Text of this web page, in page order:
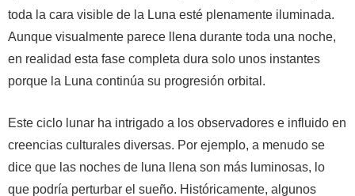
toda la cara visible de la Luna esté plenamente iluminada.
Aunque visualmente parece llena durante toda una noche,
en realidad esta fase completa dura solo unos instantes
porque la Luna continúa su progresión orbital.
Este ciclo lunar ha intrigado a los observadores e influido en
creencias culturales diversas. Por ejemplo, a menudo se
dice que las noches de luna llena son más luminosas, lo
que podría perturbar el sueño. Históricamente, algunos